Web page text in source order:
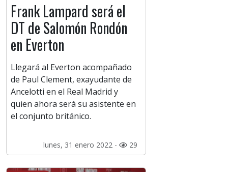
Frank Lampard será el
DT de Salomón Rondón
en Everton
Llegará al Everton acompañado
de Paul Clement, exayudante de
Ancelotti en el Real Madrid y
quien ahora será su asistente en
el conjunto británico.
lunes, 31 enero 2022 - 29